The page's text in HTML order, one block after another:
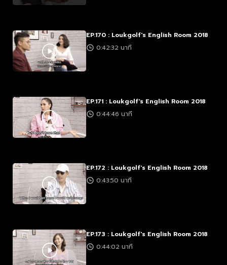
EP.170 : Loukgolf's English Room 2018
0:42:32 นาที
EP.171 : Loukgolf's English Room 2018
0:44:46 นาที
EP.172 : Loukgolf's English Room 2018
0:43:50 นาที
EP.173 : Loukgolf's English Room 2018
0:44:02 นาที